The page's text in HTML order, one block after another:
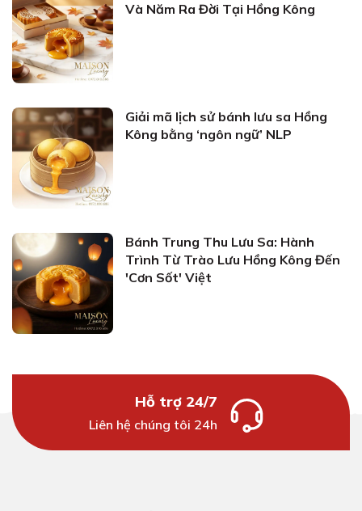
Và Năm Ra Đời Tại Hồng Kông
Giải mã lịch sử bánh lưu sa Hồng
Kông bằng ‘ngôn ngữ’ NLP
Bánh Trung Thu Lưu Sa: Hành
Trình Từ Trào Lưu Hồng Kông Đến
'Cơn Sốt' Việt
Hỗ trợ 24/7
Liên hệ chúng tôi 24h